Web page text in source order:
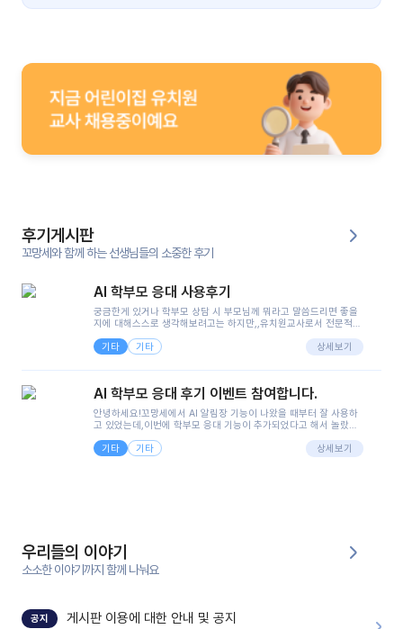
후기게시판
꼬망세와 함께 하는 선생님들의 소중한 후기
AI 학부모 응대 사용후기
궁금한게 있거나 학부모 상담 시 부모님께 뭐라고 말씀드리면 좋을
지에 대해스스로 생각해보려고는 하지만,,유치원교사로서 전문적인
려니 어려울때가...^^(저만 그런거 아니죠 ㅜㅜ)꼬망봇의 장점은 지
피티나 제미나이는 몇세이고 여자인지 남자인지 등그래도 좀 기본
정보를 제공하면서 물어봐야할 때가 있어그때마다 정보를 입력하는
으셔서 고민이 됐는데ai 학부모 응대를 써볼 수 있어서 좋았어요!앞
면..)그리고 제가 신입 때 이게 있었더라면 ㅜㅜㅜㅜ?응대 팁이 정말
좋은거 같아요지금은 그래도 아이들이 잘 이해 되지만초임 때는 정
말 어려워서 항상다른 선생님들께 도움을 요청했었거든요..ㅠ*일지
쓸 때도 좀 도움이 되는 거 같아요!
기타 기타 상세보기
AI 학부모 응대 후기 이벤트 참여합니다.
안녕하세요!꼬망세에서 AI 알림장 기능이 나왔을 때부터 잘 사용하
고 있었는데,이번에 학부모 응대 기능이 추가되었다고 해서 놀랐습
님 응대에 더 많은 부담을 느끼고 있습니다 ㅠㅠ이번에 제가 원에서
겪은 일과 학부모님께 전달드렸던 내용을 함께 보시고,저와 비슷한
을 많이 하는데,꼬망봇 덕분에 고민하는 시간을 줄이고 학부모님을
안심시킬 수 있었습니다.이 부분은 꼬망봇이 추가로 알려준 응대 tip
입니다.학부모님께 전화를 드리기 전에, 내용을 숙지하여 좀 더 전문
성 있는 교사가 되어 대화를 나눌 수 있었습니다.꼬망세 AI학부모 응
기능을 개발해 주셔서 감사합니다.
기타 기타 상세보기
우리들의 이야기
소소한 이야기까지 함께 나눠요
공지 게시판 이용에 대한 안내 및 공지